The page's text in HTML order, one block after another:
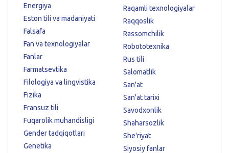
Energiya
Eston tili va madaniyati
Falsafa
Fan va texnologiyalar
Fanlar
Farmatsevtika
Filologiya va lingvistika
Fizika
Fransuz tili
Fuqarolik muhandisligi
Gender tadqiqotlari
Genetika
Raqamli texnologiyalar
Raqqoslik
Rassomchilik
Robototexnika
Rus tili
Salomatlik
San'at
San'at tarixi
Savodxonlik
Shaharsozlik
She'riyat
Siyosiy fanlar